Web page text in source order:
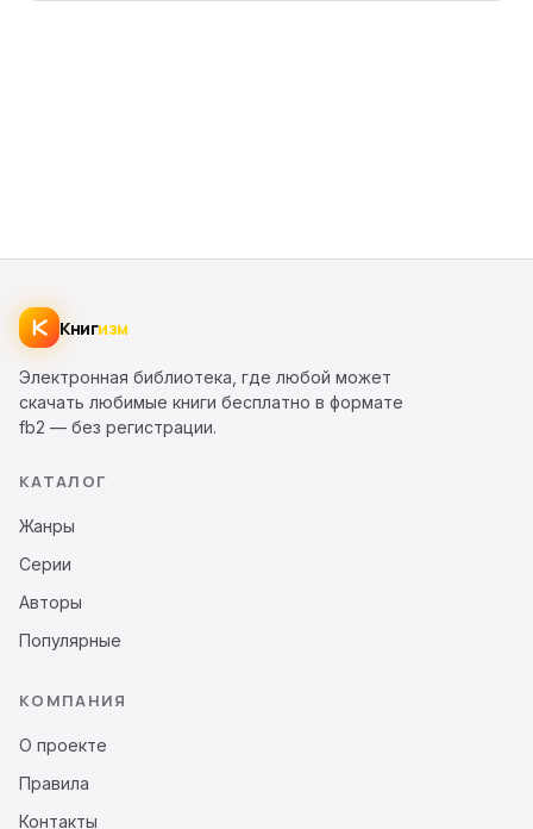
Книгизм
Электронная библиотека, где любой может
скачать любимые книги бесплатно в формате
fb2 — без регистрации.
КАТАЛОГ
Жанры
Серии
Авторы
Популярные
КОМПАНИЯ
О проекте
Правила
Контакты